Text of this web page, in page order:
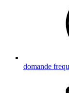
domande